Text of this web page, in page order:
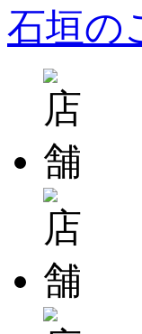
石垣の